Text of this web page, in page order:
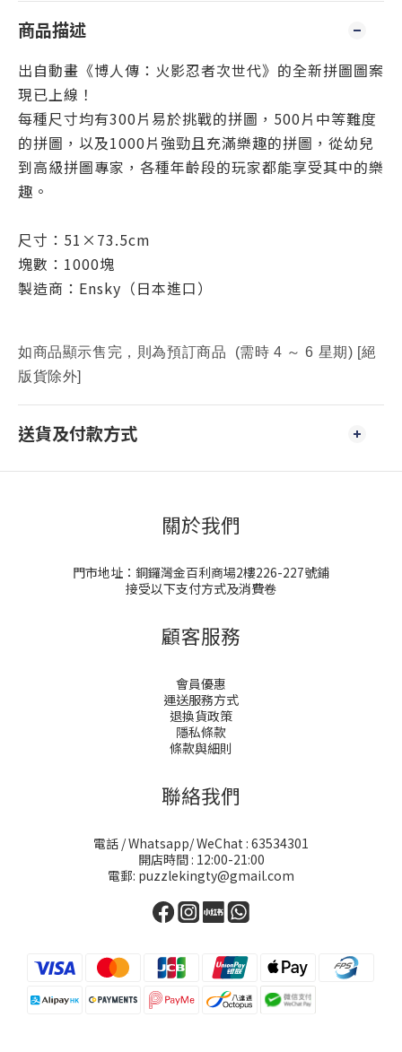
商品描述
出自動畫《博人傳：火影忍者次世代》的全新拼圖圖案
現已上線！
每種尺寸均有300片易於挑戰的拼圖，500片中等難度
的拼圖，以及1000片強勁且充滿樂趣的拼圖，從幼兒
到高級拼圖專家，各種年齡段的玩家都能享受其中的樂
趣。
尺寸：51×73.5cm
塊數：1000塊
製造商：Ensky（日本進口）
如商品顯示售完，則為預訂商品 (需時 4 ～ 6 星期) [絕
版貨除外]
送貨及付款方式
關於我們
門市地址：銅鑼灣金百利商場2樓226-227號鋪
接受以下支付方式及消費卷
顧客服務
會員優惠
運送服務方式
退換貨政策
隱私條款
條款與細則
聯絡我們
電話 / Whatsapp/ WeChat : 63534301
開店時間 : 12:00-21:00
電郵: puzzlekingty@gmail.com